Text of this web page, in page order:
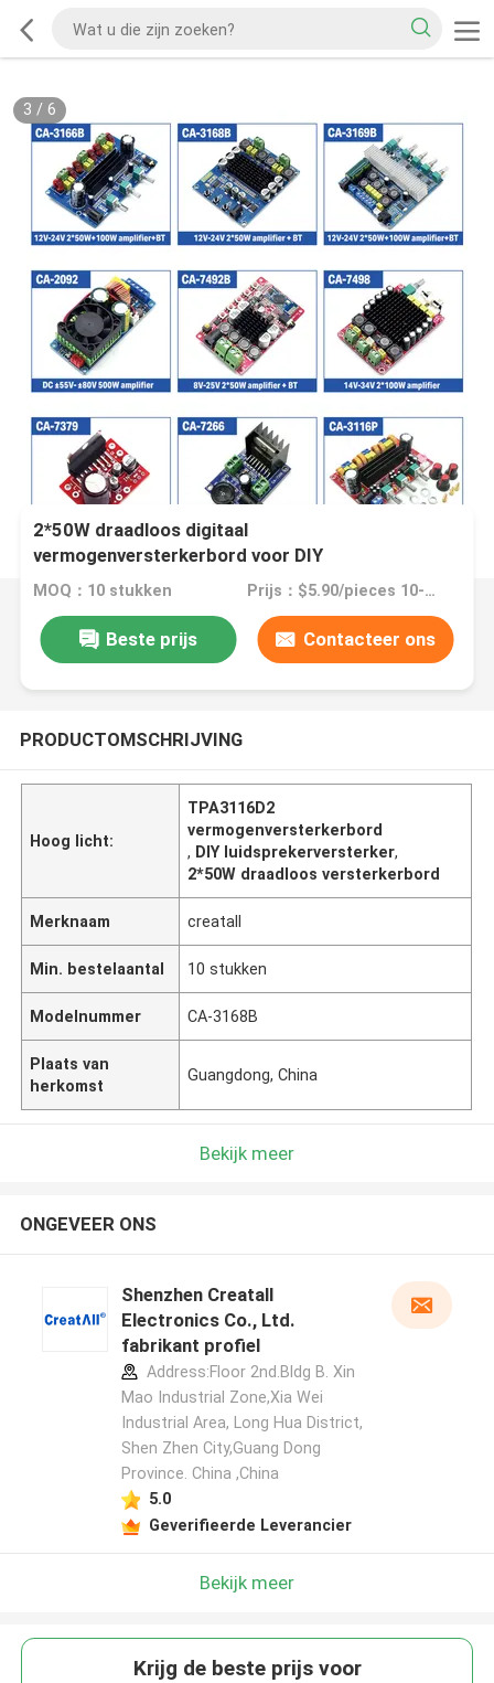
3 / 6
2*50W draadloos digitaal
vermogenversterkerbord voor DIY
luidsprekerversterking TPA3116D2 module
MOQ：10 stukken Prijs：$5.90/pieces 10-99 pieces
Beste prijs Contacteer ons
PRODUCTOMSCHRIJVING
Hoog licht:
TPA3116D2
vermogenversterkerbord
, DIY luidsprekerversterker,
2*50W draadloos versterkerbord
Merknaam creatall
Min. bestelaantal 10 stukken
Modelnummer CA-3168B
Plaats van
herkomst
Guangdong, China
Bekijk meer
ONGEVEER ONS
Shenzhen Creatall
Electronics Co., Ltd.
fabrikant profiel
Address:Floor 2nd.Bldg B. Xin
Mao Industrial Zone,Xia Wei
Industrial Area, Long Hua District,
Shen Zhen City,Guang Dong
Province. China ,China
5.0
Geverifieerde Leverancier
Bekijk meer
Krijg de beste prijs voor